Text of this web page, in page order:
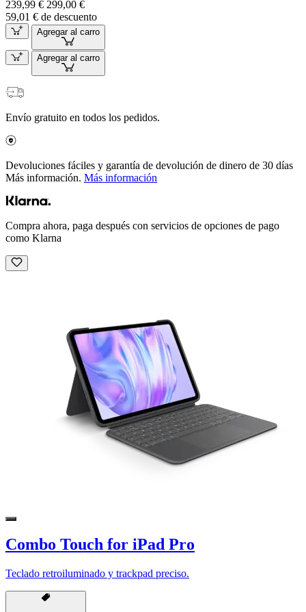
239,99 € 299,00 €
59,01 € de descuento
Agregar al carro
Agregar al carro
Envío gratuito en todos los pedidos.
Devoluciones fáciles y garantía de devolución de dinero de 30 días
Más información. Más información
Compra ahora, paga después con servicios de opciones de pago
como Klarna
Combo Touch for iPad Pro
Teclado retroiluminado y trackpad preciso.